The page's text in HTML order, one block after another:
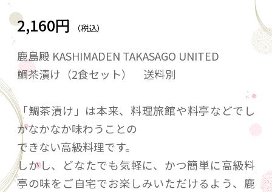
2,160円 （税込）
鹿島殿 KASHIMADEN TAKASAGO UNITED
鯛茶漬け（2食セット） 送料別
「鯛茶漬け」は本来、料理旅館や料亭などでし
かなかなか味わうことの
できない高級料理です。
しかし、どなたでも気軽に、かつ簡単に高級料
亭の味をご自宅でお楽しみいただけるよう、鹿